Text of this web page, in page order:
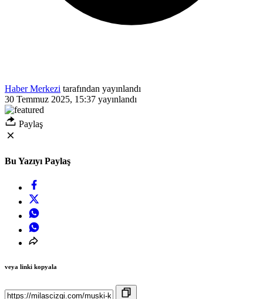
Haber Merkezi tarafından yayınlandı
30 Temmuz 2025, 15:37 yayınlandı
Paylaş
Bu Yazıyı Paylaş
veya linki kopyala